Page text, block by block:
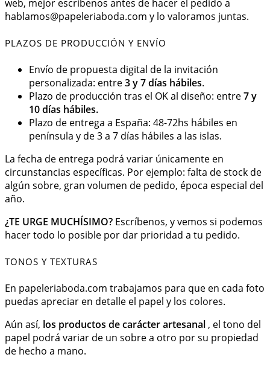
web, mejor escríbenos antes de hacer el pedido a
hablamos@papeleriaboda.com y lo valoramos juntas.
PLAZOS DE PRODUCCIÓN Y ENVÍO
Envío de propuesta digital de la invitación
personalizada: entre3 y 7 días hábiles.
Plazo de producción tras el OK al diseño: entre7 y
10 días hábiles.
Plazo de entrega a España: 48-72hs hábiles en
península y de 3 a 7 días hábiles a las islas.
La fecha de entrega podrá variar únicamente en
circunstancias específicas. Por ejemplo: falta de stock de
algún sobre, gran volumen de pedido, época especial del
año.
¿TE URGE MUCHÍSIMO? Escríbenos, y vemos si podemos
hacer todo lo posible por dar prioridad a tu pedido.
TONOS Y TEXTURAS
En papeleriaboda.com trabajamos para que en cada foto
puedas apreciar en detalle el papel y los colores.
Aún así, los productos de carácter artesanal , el tono del
papel podrá variar de un sobre a otro por su propiedad
de hecho a mano.